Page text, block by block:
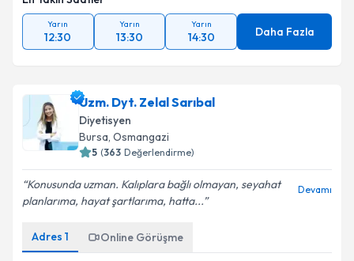
Yarın
12:30
Yarın
13:30
Yarın
14:30 Daha Fazla
Uzm. Dyt. Zelal Sarıbal
Diyetisyen
Bursa, Osmangazi
5 (363 Değerlendirme)
Konusunda uzman. Kalıplara bağlı olmayan, seyahat
planlarıma, hayat şartlarıma, hatta...
Devamı
Adres 1 Online Görüşme